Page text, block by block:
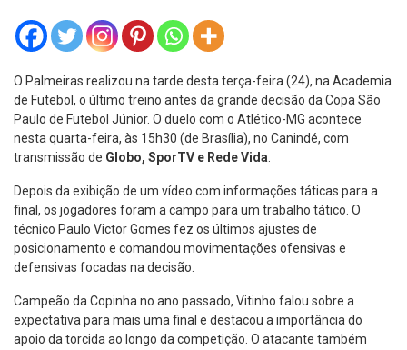
O Palmeiras realizou na tarde desta terça-feira (24), na Academia
de Futebol, o último treino antes da grande decisão da Copa São
Paulo de Futebol Júnior. O duelo com o Atlético-MG acontece
nesta quarta-feira, às 15h30 (de Brasília), no Canindé, com
transmissão de Globo, SporTV e Rede Vida
Depois da exibição de um vídeo com informações táticas para a
final, os jogadores foram a campo para um trabalho tático. O
técnico Paulo Victor Gomes fez os últimos ajustes de
posicionamento e comandou movimentações ofensivas e
defensivas focadas na decisão.
Campeão da Copinha no ano passado, Vitinho falou sobre a
expectativa para mais uma final e destacou a importância do
apoio da torcida ao longo da competição. O atacante também